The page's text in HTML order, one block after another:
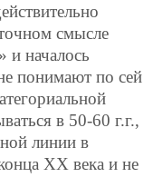
смысле
и началось
понимают по сей
в 50-60 г.г.,
линии в
ХХ века и не